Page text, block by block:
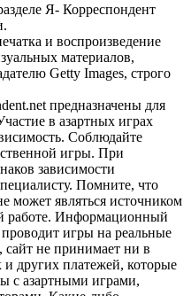
Я- Корреспондент
и воспроизведение
материалов,
Getty Images, строго
предназначены для
в азартных играх
Соблюдайте
игры. При
зависимости
Помните, что
может являться источником
работе. Информационный
игры на реальные
сайт не принимает ни в
и других платежей, которые
с азартными играми,